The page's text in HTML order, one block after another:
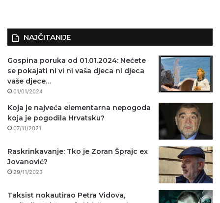
NAJČITANIJE
Gospina poruka od 01.01.2024: Nećete
se pokajati ni vi ni vaša djeca ni djeca
vaše djece…
01/01/2024
Koja je najveća elementarna nepogoda
koja je pogodila Hrvatsku?
07/11/2021
Raskrinkavanje: Tko je Zoran Šprajc ex
Jovanović?
29/11/2023
Taksist nokautirao Petra Vidova,